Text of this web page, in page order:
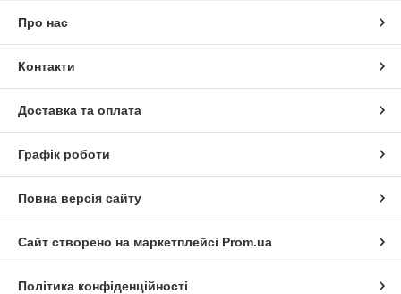
Про нас
Контакти
Доставка та оплата
Графік роботи
Повна версія сайту
Сайт створено на маркетплейсі Prom.ua
Політика конфіденційності